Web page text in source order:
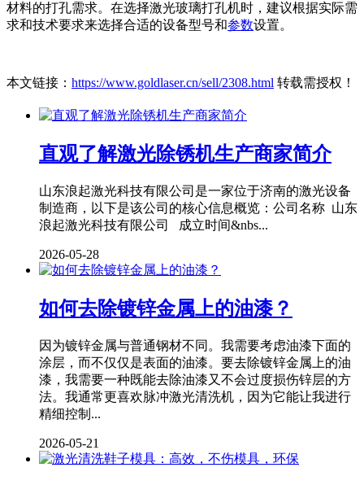
材料的打孔需求。在选择激光玻璃打孔机时，建议根据实际需
求和技术要求来选择合适的设备型号和参数设置。
本文链接： https://www.goldlaser.cn/sell/2308.html 转载需授权！
直观了解激光除锈机生产商家简介
山东浪起激光科技有限公司是一家位于济南的激光设备
制造商，以下是该公司的核心信息概览：公司名称 山东
浪起激光科技有限公司 成立时间&nbs...
2026-05-28
如何去除镀锌金属上的油漆？
因为镀锌金属与普通钢材不同。我需要考虑油漆下面的
涂层，而不仅仅是表面的油漆。要去除镀锌金属上的油
漆，我需要一种既能去除油漆又不会过度损伤锌层的方
法。我通常更喜欢脉冲激光清洗机，因为它能让我进行
精细控制...
2026-05-21